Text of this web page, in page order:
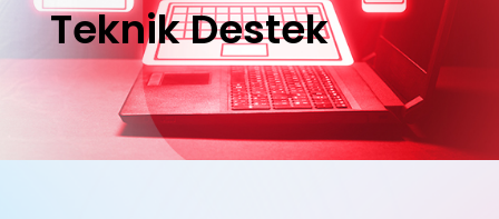
Teknik Destek